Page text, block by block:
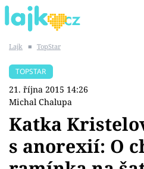
SHOPAHOLICADEL
Témata
Lajk ■ TopStar
TOPSTAR
21. října 2015 14:26
Michal Chalupa
Katka
s anorexií: O